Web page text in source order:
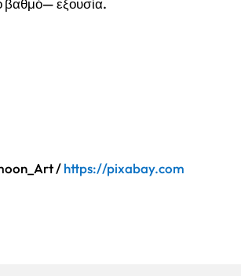
εξουσία.
/https://pixabay.com